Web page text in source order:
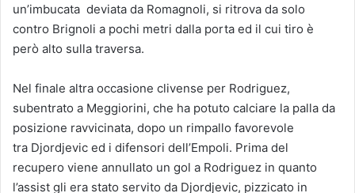
un’imbucata deviata da Romagnoli, si ritrova da solo
contro Brignoli a pochi metri dalla porta ed il cui tiro è
però alto sulla traversa.
Nel finale altra occasione clivense per Rodriguez,
subentrato a Meggiorini, che ha potuto calciare la palla da
posizione ravvicinata, dopo un rimpallo favorevole
tra Djordjevic ed i difensori dell’Empoli. Prima del
recupero viene annullato un gol a Rodriguez in quanto
l’assist gli era stato servito da Djordjevic, pizzicato in